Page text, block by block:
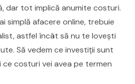
dar tot implică anumite costuri.
simplă afacere online, trebuie
astfel încât să nu te lovești
Să vedem ce investiții sunt
costuri vei avea pe termen